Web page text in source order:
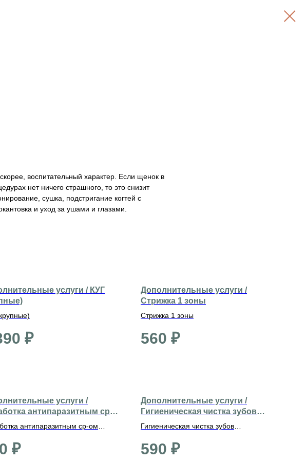
воспитательный характер. Если щенок в
нет ничего страшного, то это снизит
сушка, подстригание когтей с
и уход за ушами и глазами.
услуги / КУГ
₽
Дополнительные услуги /
Стрижка 1 зоны
Стрижка 1 зоны
560 ₽
услуги /
антипаразитным ср-
антипаразитным ср-ом
₽
Дополнительные услуги /
Гигиеническая чистка зубов
(декоративные)
Гигиеническая чистка зубов
590 ₽